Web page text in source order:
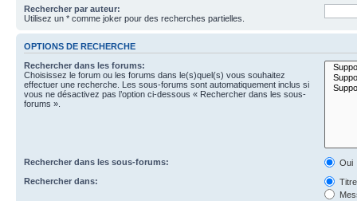
Rechercher par auteur:
Utilisez un * comme joker pour des recherches partielles.
OPTIONS DE RECHERCHE
Rechercher dans les forums:
Choisissez le forum ou les forums dans le(s)quel(s) vous souhaitez
effectuer une recherche. Les sous-forums sont automatiquement inclus si
vous ne désactivez pas l’option ci-dessous « Rechercher dans les sous-
forums ».
Rechercher dans les sous-forums:
Oui
Rechercher dans: